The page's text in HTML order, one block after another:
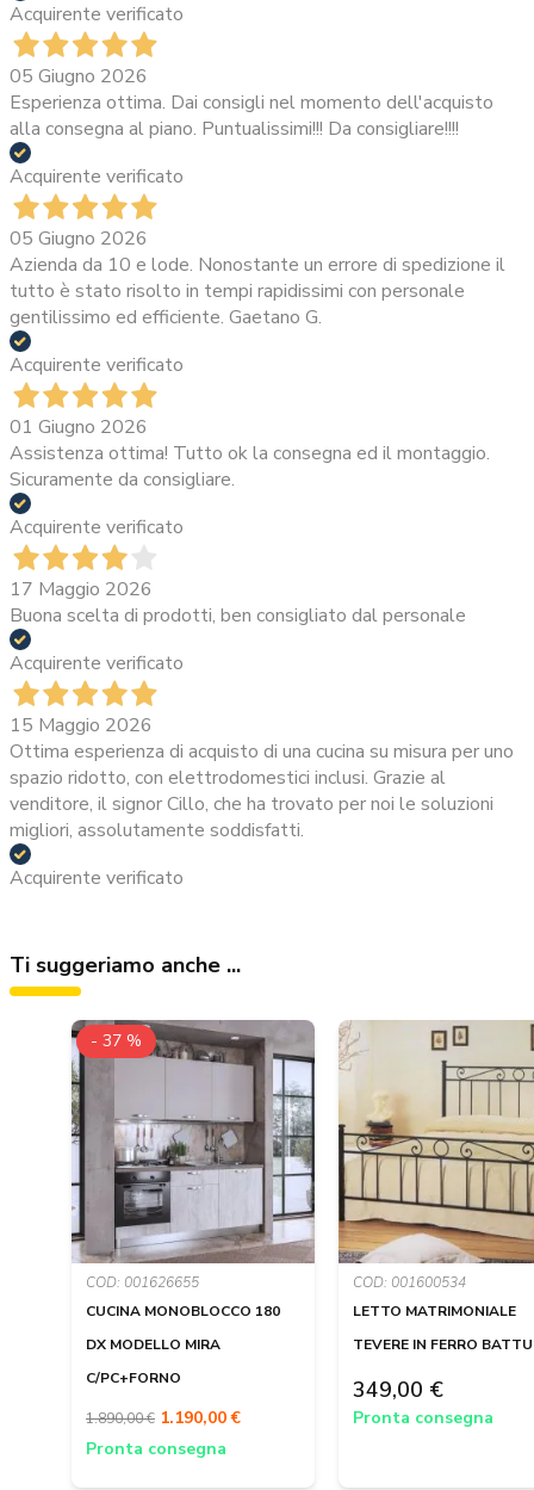
Acquirente verificato
05 Giugno 2026
Esperienza ottima. Dai consigli nel momento dell'acquisto
alla consegna al piano. Puntualissimi!!! Da consigliare!!!!
Acquirente verificato
05 Giugno 2026
Azienda da 10 e lode. Nonostante un errore di spedizione il
tutto è stato risolto in tempi rapidissimi con personale
gentilissimo ed efficiente. Gaetano G.
Acquirente verificato
01 Giugno 2026
Assistenza ottima! Tutto ok la consegna ed il montaggio.
Sicuramente da consigliare.
Acquirente verificato
17 Maggio 2026
Buona scelta di prodotti, ben consigliato dal personale
Acquirente verificato
15 Maggio 2026
Ottima esperienza di acquisto di una cucina su misura per uno
spazio ridotto, con elettrodomestici inclusi. Grazie al
venditore, il signor Cillo, che ha trovato per noi le soluzioni
migliori, assolutamente soddisfatti.
Acquirente verificato
Ti suggeriamo anche ...
COD: 001626655
CUCINA MONOBLOCCO 180
DX MODELLO MIRA
C/PC+FORNO
- 37 %
1.890,00 € 1.190,00 €
Pronta consegna
COD: 001600534
LETTO MATRIMONIALE
TEVERE IN FERRO
349,00 €
Pronta consegna